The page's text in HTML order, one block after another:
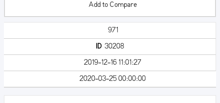
Add to Compare
971
ID30208
2019-12-16 11:01:27
2020-03-25 00:00:00